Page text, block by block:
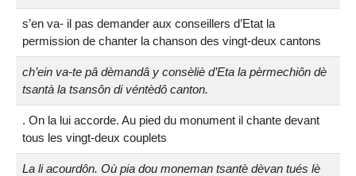
s’en va- il pas demander aux conseillers d’Etat la
permission de chanter la chanson des vingt-deux cantons
ch’ein va-te pâ dèmandâ y consèliè d’Eta la pèrmechiôn dè
tsantà la tsansôn di véntèdô canton.
. On la lui accorde. Au pied du monument il chante devant
tous les vingt-deux couplets
La li acourdôn. Où pia dou moneman tsantè dèvan tués lè